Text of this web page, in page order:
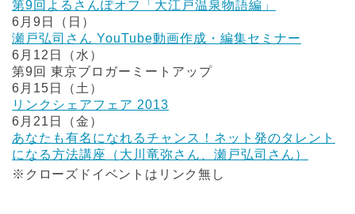
第9回よるさんぽオフ「大江戸温泉物語編」
6月9日（日）
瀬戸弘司さん YouTube動画作成・編集セミナー
6月12日（水）
第9回 東京ブロガーミートアップ
6月15日（土）
リンクシェアフェア 2013
6月21日（金）
あなたも有名になれるチャンス！ネット発のタレント
になる方法講座（大川竜弥さん、瀬戸弘司さん）
※クローズドイベントはリンク無し